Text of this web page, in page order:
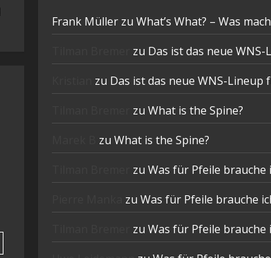
Frank Müller zu What’s What? – Was
zu Das ist das neue
zu Das ist das neue WNS-Lineup
zu What is the Spine?
zu What is the Spine?
zu Was für Pfeile brauche
zu Was für Pfeile brauche
zu Was für Pfeile brauche